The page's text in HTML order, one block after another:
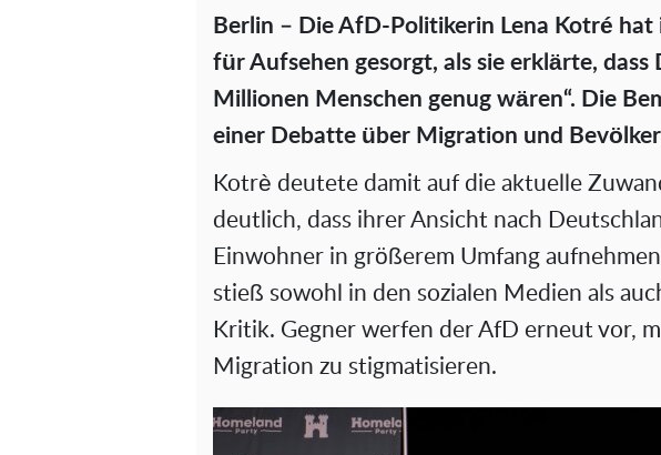
V
i
d
e
o
Berlin – Die AfD-Politikerin Lena Kotré hat
für Aufsehen gesorgt, als sie erklärte, dass
Millionen Menschen genug wären“. Die
einer Debatte über Migration und
Kotrè deutete damit auf die aktuelle
deutlich, dass ihrer Ansicht nach
Einwohner in größerem Umfang
stieß sowohl in den sozialen Medien als
Kritik. Gegner werfen der AfD erneut vor,
Migration zu stigmatisieren.